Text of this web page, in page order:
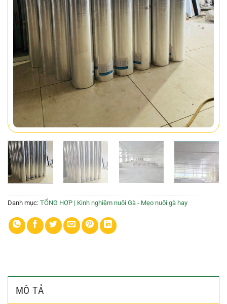
Danh mục: TỔNG HỢP | Kinh nghiệm nuôi Gà - Mẹo nuôi gà hay
MÔ TẢ